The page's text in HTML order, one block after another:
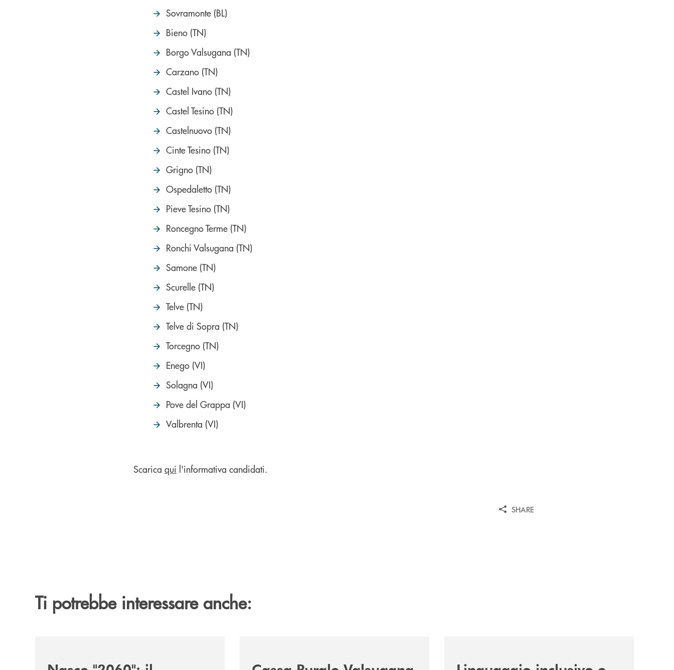
Sovramonte (BL)
Bieno (TN)
Borgo Valsugana (TN)
Carzano (TN)
Castel Ivano (TN)
Castel Tesino (TN)
Castelnuovo (TN)
Cinte Tesino (TN)
Grigno (TN)
Ospedaletto (TN)
Pieve Tesino (TN)
Roncegno Terme (TN)
Ronchi Valsugana (TN)
Samone (TN)
Scurelle (TN)
Telve (TN)
Telve di Sopra (TN)
Torcegno (TN)
Enego (VI)
Solagna (VI)
Pove del Grappa (VI)
Valbrenta (VI)
Scarica qui l'informativa candidati.
SHARE
Ti potrebbe interessare anche: